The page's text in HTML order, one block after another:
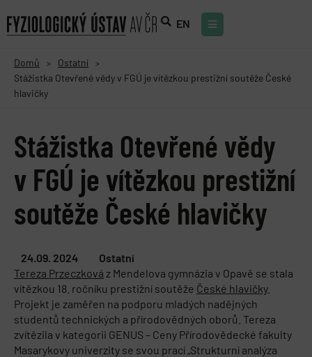
EN
Domů > Ostatní >
Stážistka Otevřené vědy v FGÚ je vítězkou prestižní soutěže České
hlavičky
Stážistka Otevřené vědy
v FGÚ je vítězkou prestižní
soutěže České hlavičky
24.09. 2024
Ostatní
Tereza Przeczková z Mendelova gymnázia v Opavě se stala
vítězkou 18. ročníku prestižní soutěže České hlavičky.
Projekt je zaměřen na podporu mladých nadějných
studentů technických a přírodovědných oborů. Tereza
zvítězila v kategorii GENUS – Ceny Přírodovědecké fakulty
Masarykovy univerzity se svou prací „Strukturní analýza